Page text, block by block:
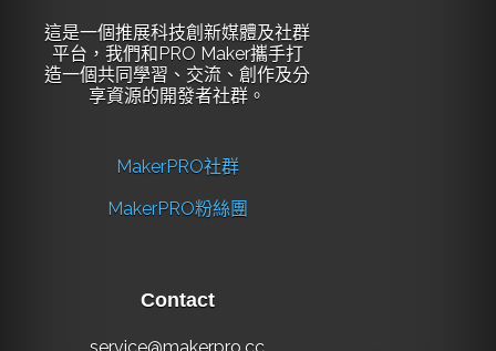
這是一個推展科技創新媒體及社群
平台，我們和PRO Maker攜手打
造一個共同學習、交流、創作及分
享資源的開發者社群。
MakerPRO社群
MakerPRO粉絲團
Contact
service@makerpro.cc